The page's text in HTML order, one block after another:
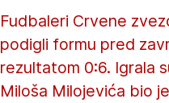
Fudbaleri Crvene
podigli formu pred
rezultatom 0:6. Igrala
Miloša Milojevića bio